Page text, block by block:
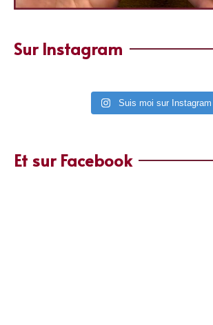
Sur Instagram
Suis moi sur Instagram
Et sur Facebook